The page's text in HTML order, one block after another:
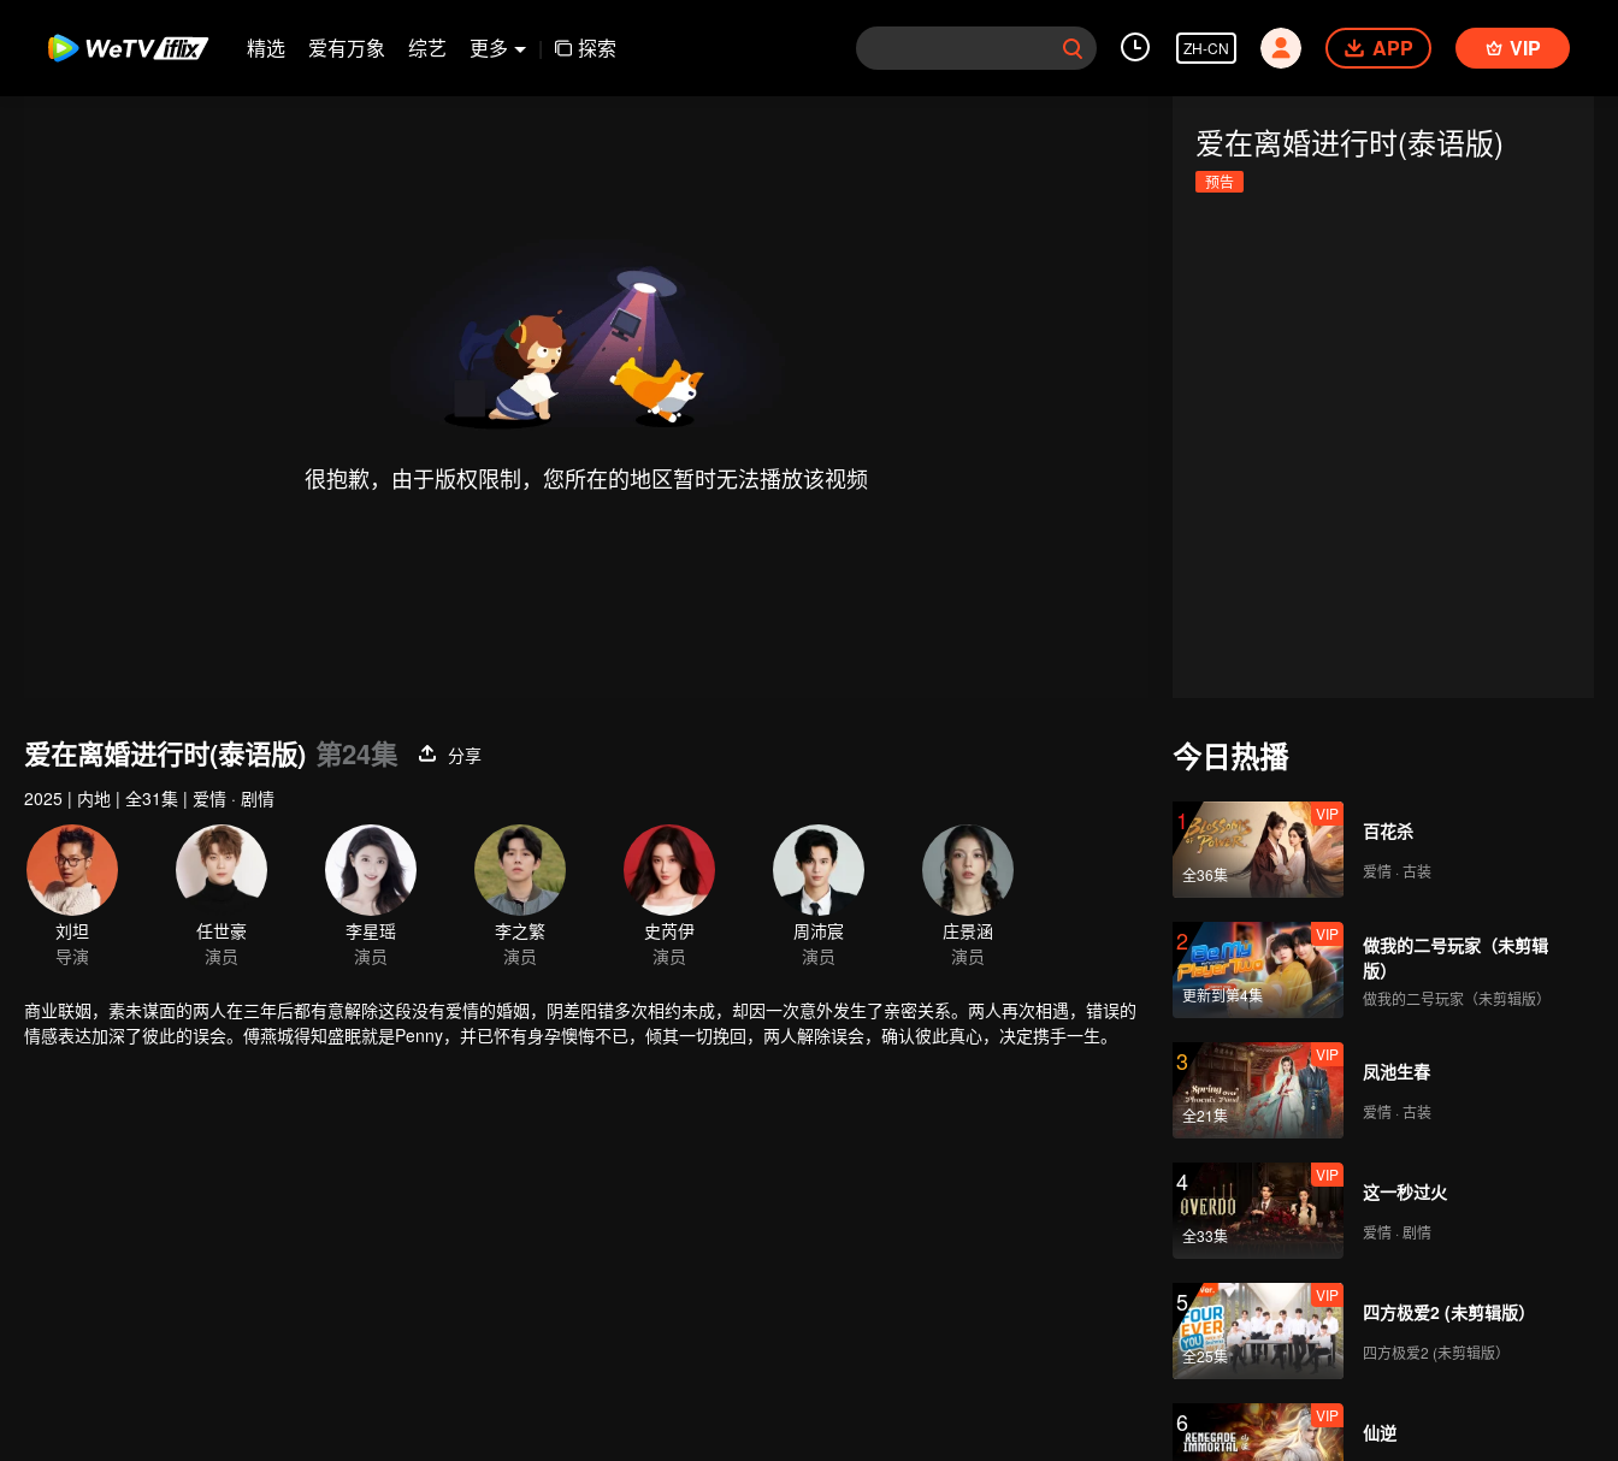
精选 爱有万象 综艺 更多 | 探索 ZH-CN APP VIP
很抱歉，由于版权限制，您所在的地区暂时无法播放该视频
爱在离婚进行时(泰语版)
预告
爱在离婚进行时(泰语版) 第24集
分享
2025 | 内地 | 全31集 | 爱情 · 剧情
刘坦
导演
任世豪
演员
李星瑶
演员
李之繁
演员
史芮伊
演员
周沛宸
演员
庄景涵
演员
商业联姻，素未谋面的两人在三年后都有意解除这段没有爱情的婚姻，阴差阳错多次相约未成，却因一次意外发生了亲密关系。两人再次相遇，错误的
情感表达加深了彼此的误会。傅燕城得知盛眠就是Penny，并已怀有身孕懊悔不已，倾其一切挽回，两人解除误会，确认彼此真心，决定携手一生。
今日热播
1
全36集
VIP
百花杀
爱情 · 古装
2
更新到第4集
VIP
做我的二号玩家（未剪辑
版）
做我的二号玩家（未剪辑版）
3
全21集
VIP
凤池生春
爱情 · 古装
4
全33集
VIP
这一秒过火
爱情 · 剧情
5
全25集
VIP
四方极爱2 (未剪辑版）
四方极爱2 (未剪辑版）
6 VIP
仙逆